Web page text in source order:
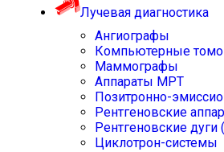
Лучевая диагностика
Ангиографы
Компьютерные
Маммографы
Аппараты МРТ
Позитронно-
Рентгеновские
Рентгеновские дуги
Циклотрон-системы